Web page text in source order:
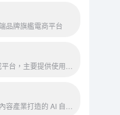
品牌旗艦電商平台